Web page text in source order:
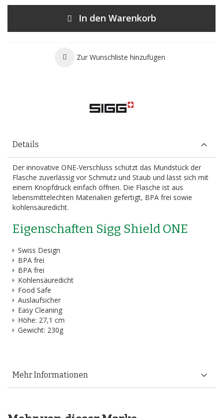
In den Warenkorb
Zur Wunschliste hinzufügen
Details
Der innovative ONE-Verschluss schützt das Mundstück der
Flasche zuverlässig vor Schmutz und Staub und lässt sich mit
einem Knopfdruck einfach öffnen. Die Flasche ist aus
lebensmittelechten Materialien gefertigt, BPA frei sowie
kohlensäuredicht.
Eigenschaften Sigg Shield ONE
Swiss Design
BPA frei
BPA frei
Kohlensäuredicht
Food Safe
Auslaufsicher
Easy Cleaning
Höhe: 27,1 cm
Gewicht: 230g
Mehr Informationen